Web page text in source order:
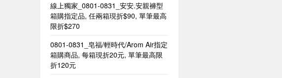
線上獨家_0801-0831_安安.安親褲型
箱購指定品, 任兩箱現折$90, 單筆最高
限折$270
0801-0831_皂福/輕時代/Arom Air指定
箱購商品, 每箱現折20元, 單筆最高限
折120元